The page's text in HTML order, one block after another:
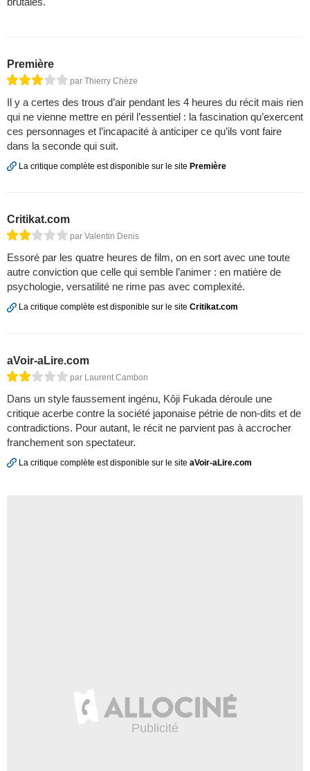
Première
par Thierry Chèze
Il y a certes des trous d’air pendant les 4 heures du récit mais rien
qui ne vienne mettre en péril l’essentiel : la fascination qu’exercent
ces personnages et l’incapacité à anticiper ce qu’ils vont faire
dans la seconde qui suit.
La critique complète est disponible sur le site Première
Critikat.com
par Valentin Denis
Essoré par les quatre heures de film, on en sort avec une toute
autre conviction que celle qui semble l’animer : en matière de
psychologie, versatilité ne rime pas avec complexité.
La critique complète est disponible sur le site Critikat.com
aVoir-aLire.com
par Laurent Cambon
Dans un style faussement ingénu, Kôji Fukada déroule une
critique acerbe contre la société japonaise pétrie de non-dits et de
contradictions. Pour autant, le récit ne parvient pas à accrocher
franchement son spectateur.
La critique complète est disponible sur le site aVoir-aLire.com